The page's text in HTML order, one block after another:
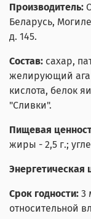
Производитель:
Беларусь,
д. 145.
Состав: сахар,
желирующий
кислота, белок
"Сливки".
Пищевая
жиры - 2,5 г.;
Энергетическая
Срок годности: 3
относительной